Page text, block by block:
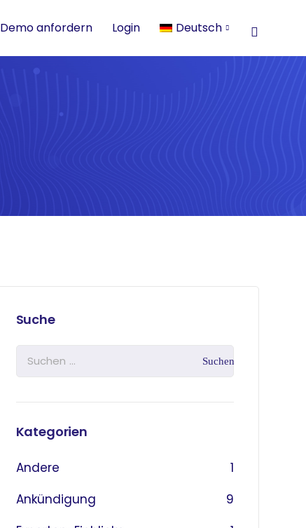
Demo anfordern Login Deutsch
Suche
Kategorien
Andere
1
Ankündigung
9